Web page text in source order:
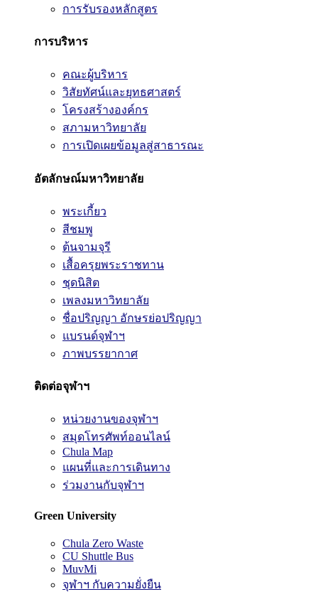
การรับรองหลักสูตร
การบริหาร
คณะผู้บริหาร
วิสัยทัศน์และยุทธศาสตร์
โครงสร้างองค์กร
สภามหาวิทยาลัย
การเปิดเผยข้อมูลสู่สาธารณะ
อัตลักษณ์มหาวิทยาลัย
พระเกี้ยว
สีชมพู
ต้นจามจุรี
เสื้อครุยพระราชทาน
ชุดนิสิต
เพลงมหาวิทยาลัย
ชื่อปริญญา อักษรย่อปริญญา
แบรนด์จุฬาฯ
ภาพบรรยากาศ
ติดต่อจุฬาฯ
หน่วยงานของจุฬาฯ
สมุดโทรศัพท์ออนไลน์
Chula Map
แผนที่และการเดินทาง
ร่วมงานกับจุฬาฯ
Green University
Chula Zero Waste
CU Shuttle Bus
MuvMi
จุฬาฯ กับความยั่งยืน